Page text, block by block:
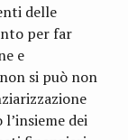
delle
per far
e
si può non
dei